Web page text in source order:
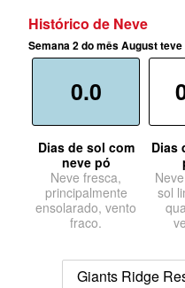
Histórico de Neve
Semana 2 do mês August
0.0
Dias de sol com
neve pó
Neve fresca,
principalmente
ensolarado, vento
fraco.
Dias
sol
Giants Ridge